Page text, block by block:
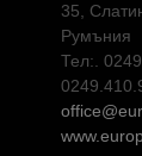
35,
Румъния
Тел:.